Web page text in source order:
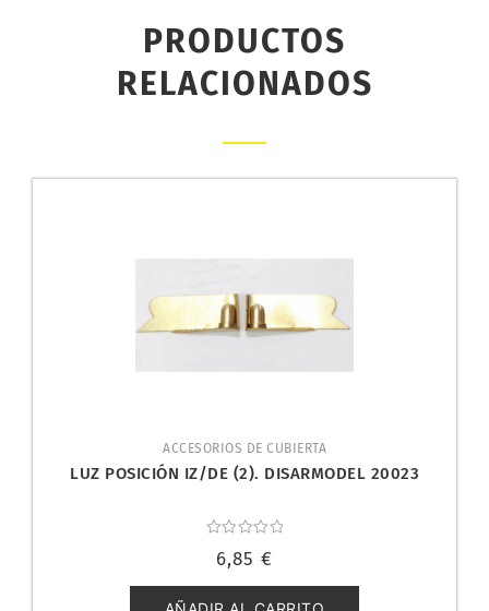
PRODUCTOS
RELACIONADOS
ACCESORIOS DE CUBIERTA
LUZ POSICIÓN IZ/DE (2). DISARMODEL 20023
con
de
5
6,85 €